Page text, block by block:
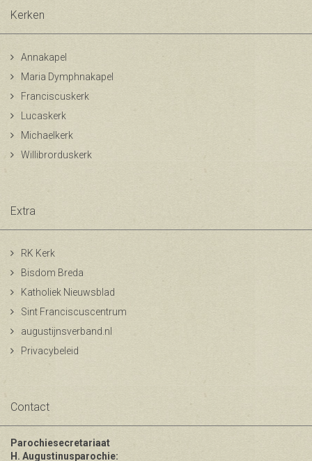
Kerken
Annakapel
Maria Dymphnakapel
Franciscuskerk
Lucaskerk
Michaelkerk
Willibrorduskerk
Extra
RK Kerk
Bisdom Breda
Katholiek Nieuwsblad
Sint Franciscuscentrum
augustijnsverband.nl
Privacybeleid
Contact
Parochiesecretariaat
H. Augustinusparochie: